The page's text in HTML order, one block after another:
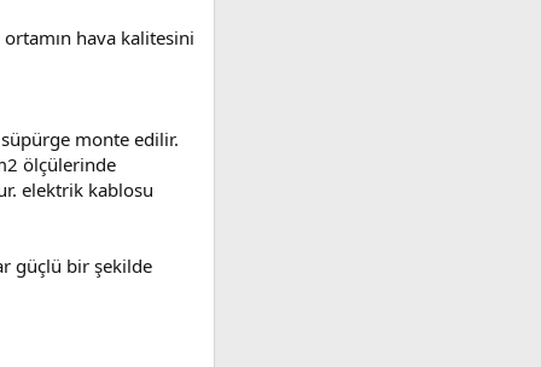
ortamın hava kalitesini
süpürge monte edilir.
ölçülerinde
elektrik kablosu
güçlü bir şekilde